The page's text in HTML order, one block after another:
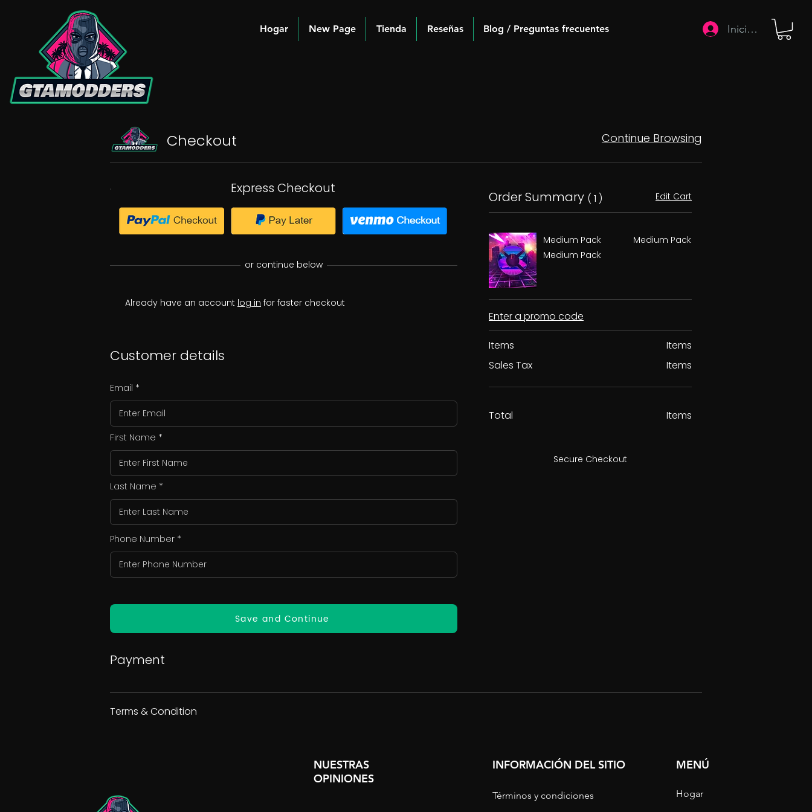
Hogar New Page Tienda Reseñas Blog / Preguntas frecuentes Iniciar sesión
Checkout Continue Browsing
Express Checkout
or continue below
Already have an account log in for faster checkout
Customer details
Email
First Name
Last Name
Phone Number
Save and Continue
Order Summary ( 1 ) Edit Cart
Medium Pack
Medium Pack
Medium Pack
Enter a promo code
Items
Sales Tax
Items
Items
Total Items
Secure Checkout
Payment
Terms & Condition
NUESTRAS
OPINIONES
INFORMACIÓN DEL SITIO
Términos y condiciones
MENÚ
Hogar